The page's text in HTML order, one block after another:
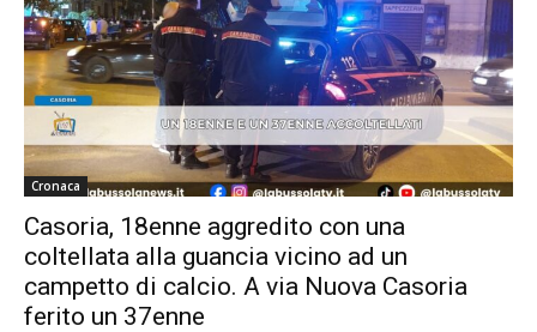
Cronaca
Casoria, 18enne aggredito con una
coltellata alla guancia vicino ad un
campetto di calcio. A via Nuova Casoria
ferito un 37enne